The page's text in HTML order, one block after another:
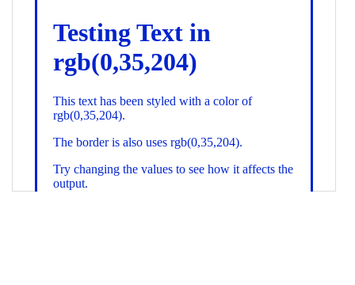
div class="textColor borderColor"
< h1>Testing Text in rgb(0,35,204)